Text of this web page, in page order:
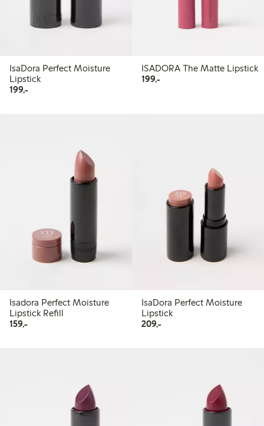
IsaDora Perfect Moisture
Lipstick
199,-199,00 kr
ISADORA The Matte Lipstick
199,-199,00 kr
Isadora Perfect Moisture
Lipstick Refill
159,-159,00 kr
IsaDora Perfect Moisture
Lipstick
209,-209,00 kr